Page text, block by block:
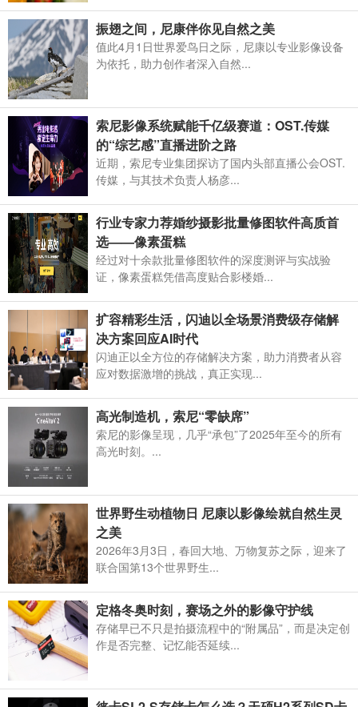
振翅之间，尼康伴你见自然之美
值此4月1日世界爱鸟日之际，尼康以专业影像设备
为依托，助力创作者深入自然...
索尼影像系统赋能千亿级赛道：OST.传媒
的“综艺感”直播进阶之路
近期，索尼专业集团探访了国内头部直播公会OST.
传媒，与其技术负责人杨彦...
行业专家力荐婚纱摄影批量修图软件高质首
选——像素蛋糕
经过对十余款批量修图软件的深度测评与实战验
证，像素蛋糕凭借高度贴合影楼婚...
扩容精彩生活，闪迪以全场景消费级存储解
决方案回应AI时代
闪迪正以全方位的存储解决方案，助力消费者从容
应对数据激增的挑战，真正实现...
高光制造机，索尼“零缺席”
索尼的影像呈现，几乎“承包”了2025年至今的所有
高光时刻。...
世界野生动植物日 尼康以影像绘就自然生灵
之美
2026年3月3日，春回大地、万物复苏之际，迎来了
联合国第13个世界野生...
定格冬奥时刻，赛场之外的影像守护线
存储早已不只是拍摄流程中的“附属品”，而是决定创
作是否完整、记忆能否延续...